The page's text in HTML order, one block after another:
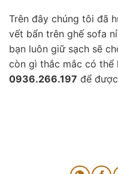
Trên đây chúng tôi đã
vết bẩn trên ghế sofa
bạn luôn giữ sạch sẽ
còn gì thắc mắc có thể
0936.266.197 để